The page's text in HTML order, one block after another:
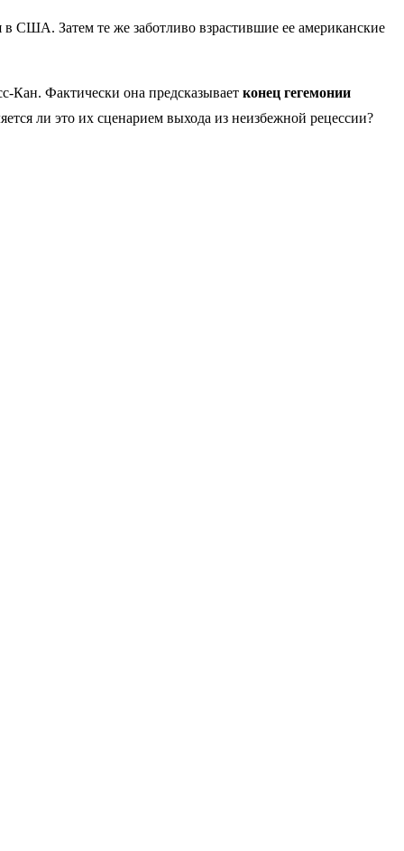
США. Затем те же заботливо взрастившие ее американские
Кан. Фактически она предсказывает конец гегемонии
ли это их сценарием выхода из неизбежной рецессии?